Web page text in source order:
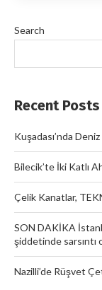
Search
Recent Posts
Kuşadası’nda
Bilecik’te İki Katlı
Çelik Kanatlar,
SON DAKİKA
şiddetinde sarsıntı
Nazilli’de Rüşvet